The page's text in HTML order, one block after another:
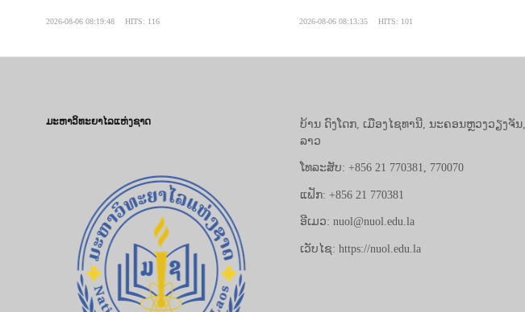
2026-08-06 08:19:48 HITS: 116 2026-08-06 08:13:35 HITS: 101
ມະຫາວິທະຍາໄລແຫ່ງຊາດ
ບ້ານ ດົງໂດກ, ເມືອງໄຊທານີ, ນະຄອນຫຼວງວຽງຈັນ,
ລາວ
ໂທລະສັບ: +856 21 770381, 770070
ແຟັກ: +856 21 770381
ອີເມວ: nuol@nuol.edu.la
ເວັບໄຊ: https://nuol.edu.la